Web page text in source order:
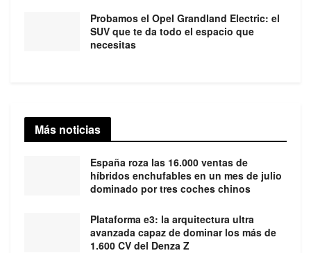
Probamos el Opel Grandland Electric: el
SUV que te da todo el espacio que
necesitas
Más noticias
España roza las 16.000 ventas de
híbridos enchufables en un mes de julio
dominado por tres coches chinos
Plataforma e3: la arquitectura ultra
avanzada capaz de dominar los más de
1.600 CV del Denza Z